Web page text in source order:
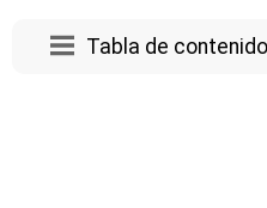
Tabla de contenido